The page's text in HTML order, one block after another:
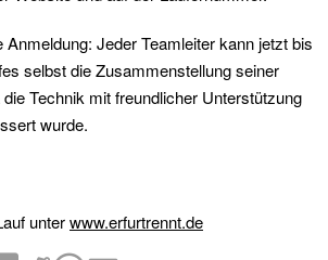
Jeder Teamleiter kann jetzt bis
selbst die Zusammenstellung seiner
Technik mit freundlicher Unterstützung
wurde.
unterwww.erfurtrennt.de